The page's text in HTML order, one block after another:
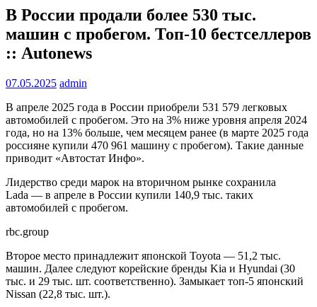
В России продали более 530 тыс.
машин с пробегом. Топ-10 бестселлеров
:: Autonews
07.05.2025 admin
В апреле 2025 года в России приобрели 531 579 легковых
автомобилей с пробегом. Это на 3% ниже уровня апреля 2024
года, но на 13% больше, чем месяцем ранее (в марте 2025 года
россияне купили 470 961 машину с пробегом). Такие данные
приводит «Автостат Инфо».
Лидерство среди марок на вторичном рынке сохранила
Lada — в апреле в России купили 140,9 тыс. таких
автомобилей с пробегом.
rbc.group
Второе место принадлежит японской Toyota — 51,2 тыс.
машин. Далее следуют корейские бренды Kia и Hyundai (30
тыс. и 29 тыс. шт. соответственно). Замыкает топ-5 японский
Nissan (22,8 тыс. шт.).